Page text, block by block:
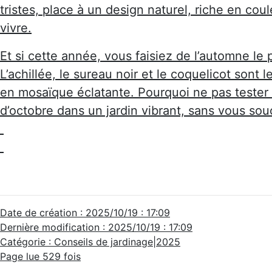
tristes, place à un design naturel, riche en
vivre.
Et si cette année, vous faisiez de l’automne
L’achillée, le sureau noir et le coquelicot sont
en mosaïque éclatante. Pourquoi ne pas
d’octobre dans un jardin vibrant, sans vous
Date de création : 2025/10/19 : 17:09
Dernière modification : 2025/10/19 : 17:09
Catégorie : Conseils de jardinage|2025
Page lue 529 fois